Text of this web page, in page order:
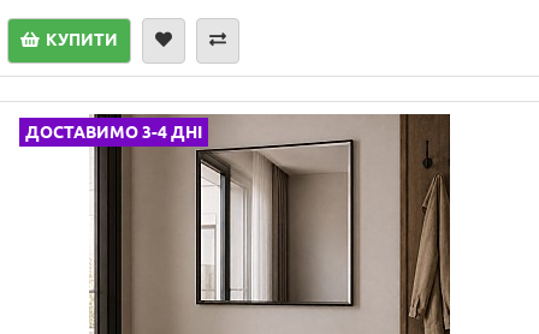
КУПИТИ
ДОСТАВИМО 3-4 ДНІ